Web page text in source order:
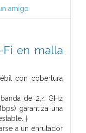
amigo
Fi en malla
con cobertura
de 2,4 GHz
garantiza una
†
a un enrutador